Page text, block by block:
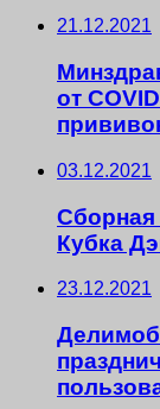
21.12.2021
от
03.12.2021
Кубка
23.12.2021